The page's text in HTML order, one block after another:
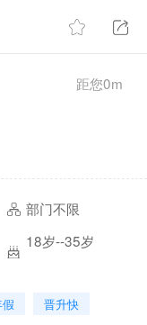
距您0m
部门不限
18岁--35岁
晋升快